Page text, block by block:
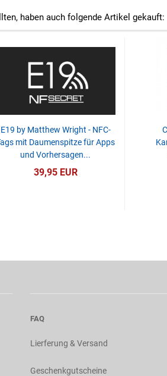
haben auch folgende Artikel gekauft:
E19 by Matthew Wright - NFC-
mit Daumenspitze für Apps
und Vorhersagen...
39,95 EUR
FAQ
Lierferung & Versand
Geschenkgutscheine